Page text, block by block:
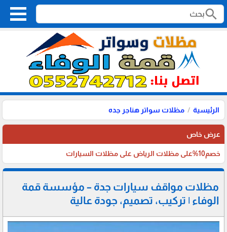
search
الرئيسية مظلات سواتر هناجر جده
عرض خاص
خصم10%على مظلات الرياض على مظلات السيارات
مظلات مواقف سيارات جدة – مؤسسة قمة
الوفاء | تركيب، تصميم، جودة عالية